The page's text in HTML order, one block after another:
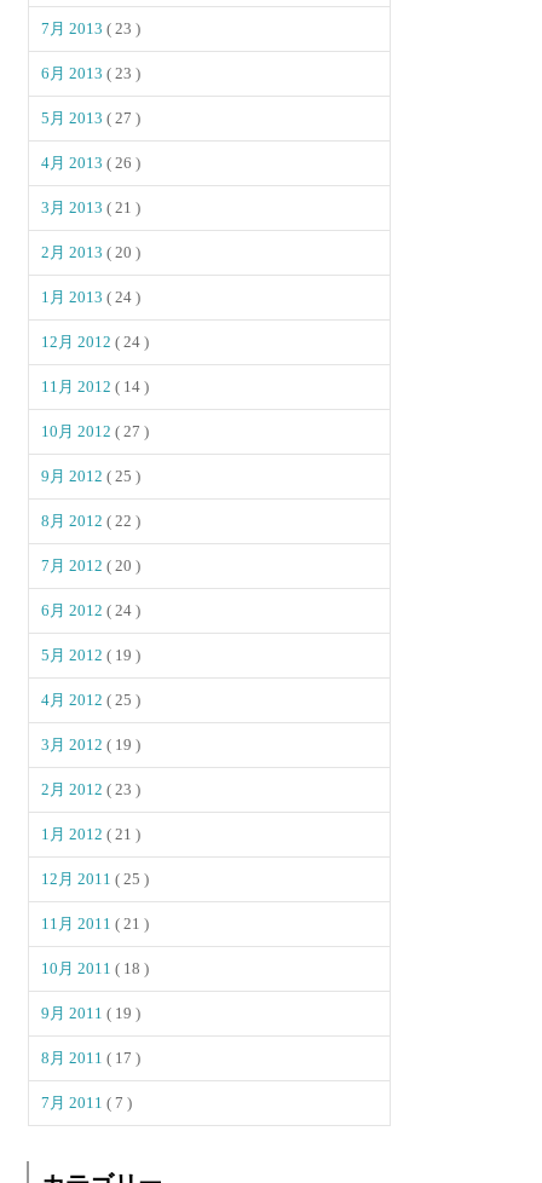
7月 2013( 23 )
6月 2013( 23 )
5月 2013( 27 )
4月 2013( 26 )
3月 2013( 21 )
2月 2013( 20 )
1月 2013( 24 )
12月 2012( 24 )
11月 2012( 14 )
10月 2012( 27 )
9月 2012( 25 )
8月 2012( 22 )
7月 2012( 20 )
6月 2012( 24 )
5月 2012( 19 )
4月 2012( 25 )
3月 2012( 19 )
2月 2012( 23 )
1月 2012( 21 )
12月 2011( 25 )
11月 2011( 21 )
10月 2011( 18 )
9月 2011( 19 )
8月 2011( 17 )
7月 2011( 7 )